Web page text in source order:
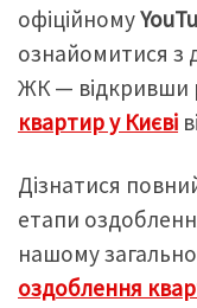
офіційному
ознайомитися з
ЖК — відкривши
квартир у Києві
Дізнатися
етапи
нашому
оздоблення